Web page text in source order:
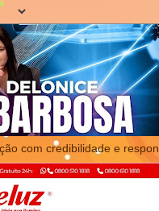
com credibilidade e